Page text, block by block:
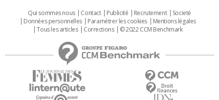
Qui sommes nous Contact Publicité Recrutement
Societé
Données personnelles
Paramétrer les cookies
Mentions légales
Tous les articles
Corrections © 2022 CCM Benchmark